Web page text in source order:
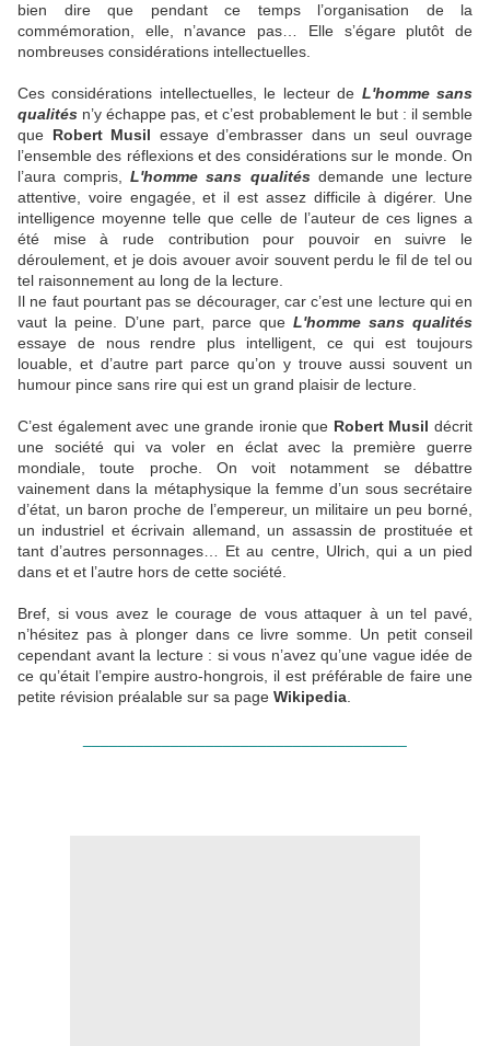
bien dire que pendant ce temps l’organisation de la
commémoration, elle, n’avance pas… Elle s’égare plutôt de
nombreuses considérations intellectuelles.
Ces considérations intellectuelles, le lecteur de L'homme sans
qualités n’y échappe pas, et c’est probablement le but : il semble
que Robert Musil essaye d’embrasser dans un seul ouvrage
l’ensemble des réflexions et des considérations sur le monde. On
l’aura compris,L'homme sans qualitésdemande une lecture
attentive, voire engagée, et il est assez difficile à digérer. Une
intelligence moyenne telle que celle de l’auteur de ces lignes a
été mise à rude contribution pour pouvoir en suivre le
déroulement, et je dois avouer avoir souvent perdu le fil de tel ou
tel raisonnement au long de la lecture.
Il ne faut pourtant pas se décourager, car c’est une lecture qui en
vaut la peine. D’une part, parce que L'homme sans qualités
essaye de nous rendre plus intelligent, ce qui est toujours
louable, et d’autre part parce qu’on y trouve aussi souvent un
humour pince sans rire qui est un grand plaisir de lecture.
C’est également avec une grande ironie que Robert Musil décrit
une société qui va voler en éclat avec la première guerre
mondiale, toute proche. On voit notamment se débattre
vainement dans la métaphysique la femme d’un sous secrétaire
d’état, un baron proche de l’empereur, un militaire un peu borné,
un industriel et écrivain allemand, un assassin de prostituée et
tant d’autres personnages… Et au centre, Ulrich, qui a un pied
dans et et l’autre hors de cette société.
Bref, si vous avez le courage de vous attaquer à un tel pavé,
n’hésitez pas à plonger dans ce livre somme. Un petit conseil
cependant avant la lecture : si vous n’avez qu’une vague idée de
ce qu’était l’empire austro-hongrois, il est préférable de faire une
petite révision préalable sur sa page Wikipedia